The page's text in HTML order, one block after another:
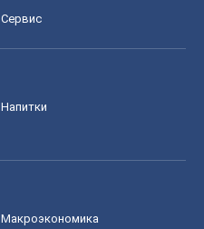
Сервис
Напитки
Mакроэкономика